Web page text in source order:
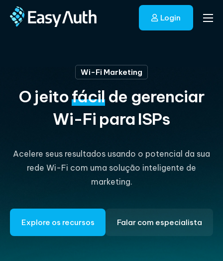
Fale conosco
Login
Wi-Fi Marketing
O jeitofácil de gerenciar
Wi-Fi para ISPs
Wi-Fi para hotéis
Acelere seus resultados usando o potencial da sua
rede Wi-Fi com uma solução inteligente de
marketing.
Explore os recursos Falar com especialista